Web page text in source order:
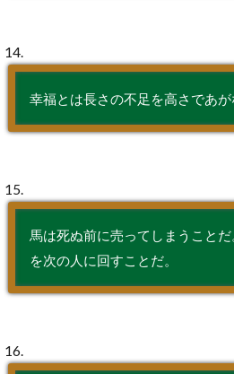
14.
幸福とは長さの不足を高さであが
15.
馬は死ぬ前に売ってしまうこと
を次の人に回すことだ。
16.